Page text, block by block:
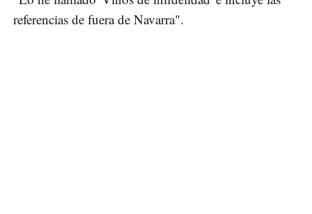
referencias de fuera de Navarra".